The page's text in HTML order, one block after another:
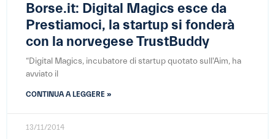
Borse.it: Digital Magics esce da
Prestiamoci, la startup si fonderà
con la norvegese TrustBuddy
“Digital Magics, incubatore di startup quotato sull'Aim, ha
avviato il
CONTINUA A LEGGERE »
13/11/2014